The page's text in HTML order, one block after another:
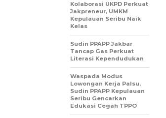
Kolaborasi UKPD Perkuat
Jakpreneur, UMKM
Kepulauan Seribu Naik
Kelas
Sudin PPAPP Jakbar
Tancap Gas Perkuat
Literasi Kependudukan
Waspada Modus
Lowongan Kerja Palsu,
Sudin PPAPP Kepulauan
Seribu Gencarkan
Edukasi Cegah TPPO